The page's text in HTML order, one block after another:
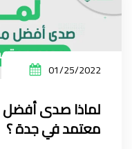
01/25/2022
لماذا صدى
معتمد في جدة ؟